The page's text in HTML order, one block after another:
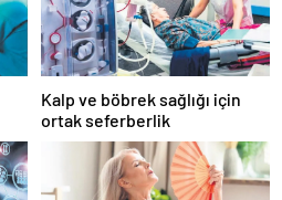
Kalp ve böbrek sağlığı için
ortak seferberlik